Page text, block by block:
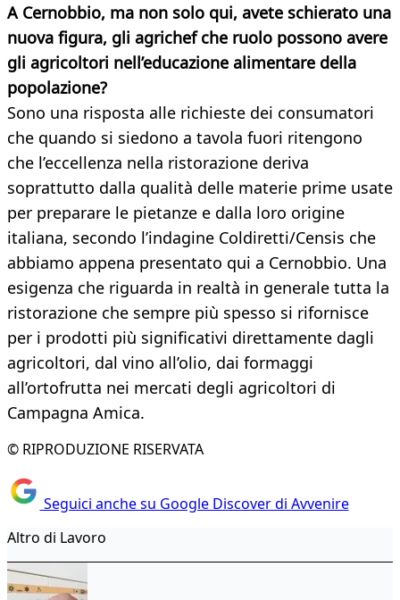
A Cernobbio, ma non solo qui, avete schierato una
nuova figura, gli agrichef che ruolo possono avere
gli agricoltori nell’educazione alimentare della
popolazione?
Sono una risposta alle richieste dei consumatori
che quando si siedono a tavola fuori ritengono
che l’eccellenza nella ristorazione deriva
soprattutto dalla qualità delle materie prime usate
per preparare le pietanze e dalla loro origine
italiana, secondo l’indagine Coldiretti/Censis che
abbiamo appena presentato qui a Cernobbio. Una
esigenza che riguarda in realtà in generale tutta la
ristorazione che sempre più spesso si rifornisce
per i prodotti più significativi direttamente dagli
agricoltori, dal vino all’olio, dai formaggi
all’ortofrutta nei mercati degli agricoltori di
Campagna Amica.
© RIPRODUZIONE RISERVATA
Seguici anche su Google Discover di Avvenire
Altro di Lavoro